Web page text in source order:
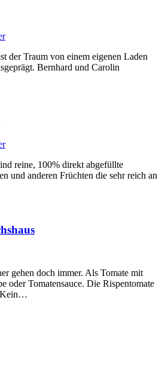
der Traum von einem eigenen Laden
Bernhard und Carolin
reine, 100% direkt abgefüllte
und anderen Früchten die sehr reich an
gehen doch immer. Als Tomate mit
oder Tomatensauce. Die Rispentomate
Kein…